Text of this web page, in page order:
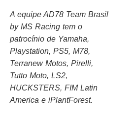
A equipe AD78 Team Brasil
by MS Racing tem o
patrocínio de Yamaha,
Playstation, PS5, M78,
Terranew Motos, Pirelli,
Tutto Moto, LS2,
HUCKSTERS, FIM Latin
America e iPlantForest.